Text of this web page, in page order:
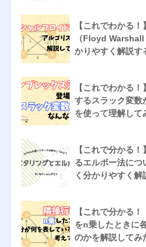
【これでわかる
（Floyd
かりやすく解説す
【これでわかる
するスラック変数
を使って理解して
【これで分かる
るエルボー法に
く分かりやすく解
【これで分かる
をn乗したときに
のかを解説してみ